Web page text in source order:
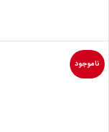
ناموجود